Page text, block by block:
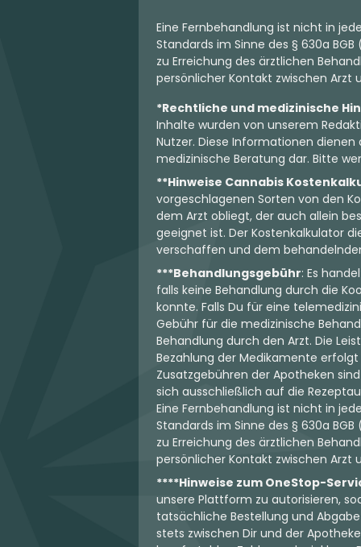
Eine Fernbehandlung ist nicht in
Standards im Sinne des § 630a
zu Erreichung des ärztlichen
persönlicher Kontakt zwischen Arzt
*Rechtliche und medizinische
Inhalte wurden von unserem
Nutzer. Diese Informationen
medizinische Beratung dar. Bitte
**Hinweise Cannabis
vorgeschlagenen Sorten von den
dem Arzt obliegt, der auch allein
geeignet ist. Der Kostenkalkulator
verschaffen und dem
***Behandlungsgebühr: Es
falls keine Behandlung durch die
konnte. Falls Du für eine
Gebühr für die medizinische
Behandlung durch den Arzt. Die
Bezahlung der Medikamente
Zusatzgebühren der Apotheken
sich ausschließlich auf die
Eine Fernbehandlung ist nicht in
Standards im Sinne des § 630a
zu Erreichung des ärztlichen
persönlicher Kontakt zwischen Arzt
****Hinweise zum OneStop-
unsere Plattform zu autorisieren,
tatsächliche Bestellung und
stets zwischen Dir und der